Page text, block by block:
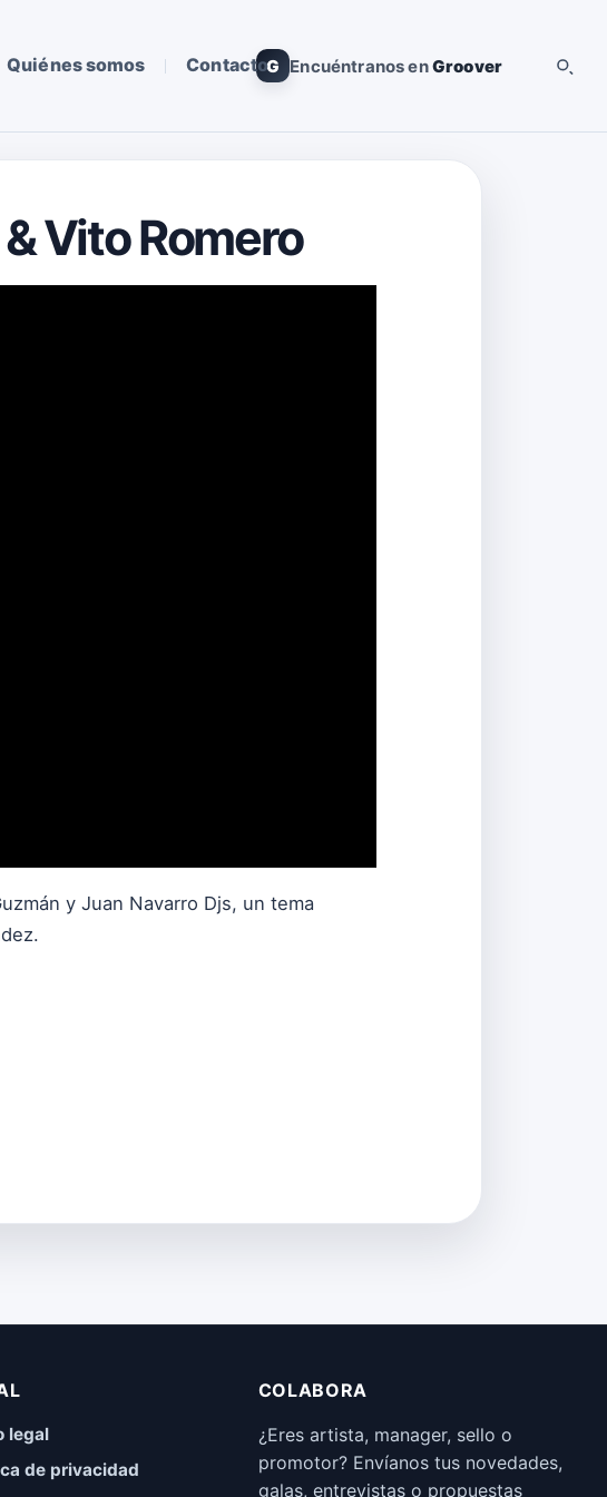
Quiénes somos ContactoG Encuéntranos enGroover
Vito Romero
y Juan Navarro Djs, un tema
legal
de privacidad
COLABORA
¿Eres artista, manager, sello o
promotor? Envíanos tus novedades,
galas, entrevistas o propuestas